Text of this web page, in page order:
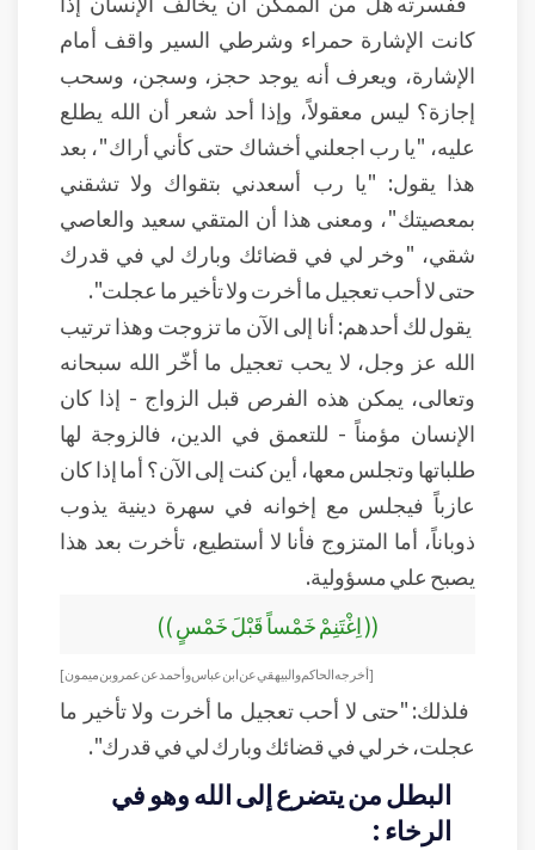
كانت الإشارة حمراء وشرطي السير واقف أمام
الإشارة، ويعرف أنه يوجد حجز، وسجن، وسحب
إجازة؟ ليس معقولاً، وإذا أحد شعر أن الله يطلع
عليه، "يا رب اجعلني أخشاك حتى كأني أراك"، بعد
هذا يقول: "يا رب أسعدني بتقواك ولا تشقني
بمعصيتك"، ومعنى هذا أن المتقي سعيد والعاصي
شقي، "وخر لي في قضائك وبارك لي في قدرك
حتى لا أحب تعجيل ما أخرت ولا تأخير ما عجلت".
يقول لك أحدهم: أنا إلى الآن ما تزوجت وهذا ترتيب
الله عز وجل، لا يحب تعجيل ما أخّر الله سبحانه
وتعالى، يمكن هذه الفرص قبل الزواج - إذا كان
الإنسان مؤمناً - للتعمق في الدين، فالزوجة لها
طلباتها وتجلس معها، أين كنت إلى الآن؟ أما إذا كان
عازباً فيجلس مع إخوانه في سهرة دينية يذوب
ذوباناً، أما المتزوج فأنا لا أستطيع، تأخرت بعد هذا
يصبح علي مسؤولية.
(( اِغْتَنِمْ خَمْساً قَبْلَ خَمْسٍ ))
[ أخرجه الحاكم والبيهقي عن ابن عباس وأحمد عن عمرو بن ميمون ]
فلذلك: "حتى لا أحب تعجيل ما أخرت ولا تأخير ما
عجلت، خر لي في قضائك وبارك لي في قدرك".
البطل من يتضرع إلى الله وهو في
الرخاء :